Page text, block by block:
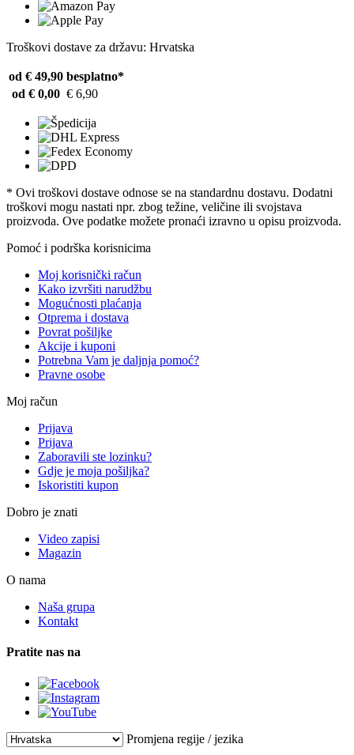
Troškovi dostave za državu: Hrvatska
od € 49,90 besplatno*
od € 0,00 € 6,90
* Ovi troškovi dostave odnose se na standardnu ​​dostavu. Dodatni
troškovi mogu nastati npr. zbog težine, veličine ili svojstava
proizvoda. Ove podatke možete pronaći izravno u opisu proizvoda.
Pomoć i podrška korisnicima
Moj korisnički račun
Kako izvršiti narudžbu
Mogućnosti plaćanja
Otprema i dostava
Povrat pošiljke
Akcije i kuponi
Potrebna Vam je daljnja pomoć?
Pravne osobe
Moj račun
Prijava
Prijava
Zaboravili ste lozinku?
Gdje je moja pošiljka?
Iskoristiti kupon
Dobro je znati
Video zapisi
Magazin
O nama
Naša grupa
Kontakt
Pratite nas na
Promjena regije / jezika